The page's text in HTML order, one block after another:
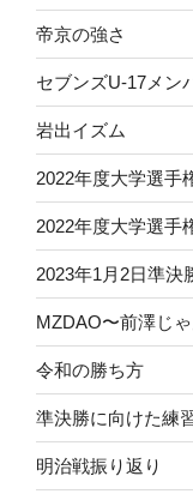
帝京の強さ
セブンズU-17メン
岩出イズム
2022年度大学選
2022年度大学選手
2023年1月2日準決
MZDAO〜前澤じ
令和の勝ち方
準決勝に向けた練
明治戦振り返り